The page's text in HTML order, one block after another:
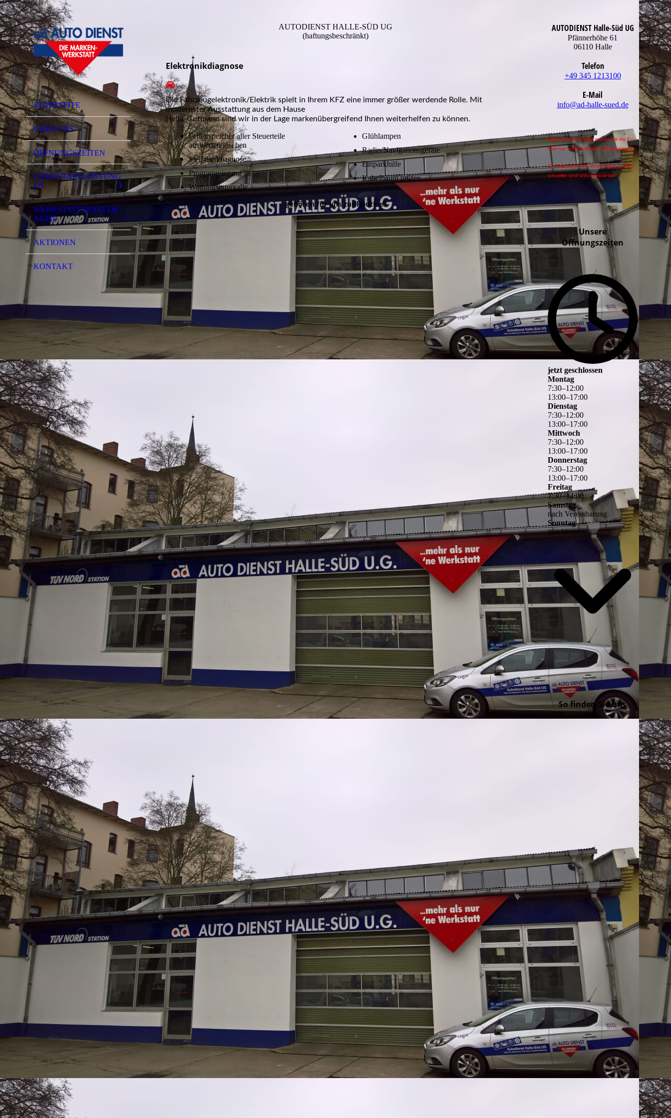
STARTSEITE
ÜBER UNS
ÖFFNUNGSZEITEN
WERKSTATTLEISTUNG
EN
WERKSTATTERSATZW
AGEN
AKTIONEN
KONTAKT
AUTODIENST HALLE-SÜD UG
(haftungsbeschränkt)
Elektronikdiagnose
Die Fahrzeugelektronik/Elektrik spielt in Ihrem KFZ eine immer größer werdende Rolle. Mit
modernster Ausstattung aus dem Hause
Hella-Gutmann sind wir in der Lage markenübergreifend Ihnen weiterhelfen zu können.
Fehlerspeicher aller Steuerteile
auswerten/löschen
Stellglieddiagnose
Programmierung
Wartungsintervalle
Glühlampen
Radio/Navigationsgeräte
Einparkhilfe
Kabelbaum prüfen
gehören für uns zur Routine!
AUTODIENST Halle-Süd UG
Pfännerhöhe 61
06110 Halle
Telefon
+49 345 1213100
E-Mail
info@ad-halle-sued.de
Werte Kunden, bitte nutzen sie die E-
Mail nur außerhalb der Öffnungszeiten.
Ein Telefonat klärt Ihre Fragen einfach
schneller und unkomplizierter!
Unsere
Öffnungszeiten
jetzt geschlossen
Montag
7:30–12:00
13:00–17:00
Dienstag
7:30–12:00
13:00–17:00
Mittwoch
7:30–12:00
13:00–17:00
Donnerstag
7:30–12:00
13:00–17:00
Freitag
7:30–14:00
Samstag
nach Vereinbarung
Sonntag
geschlossen
So finden Sie uns